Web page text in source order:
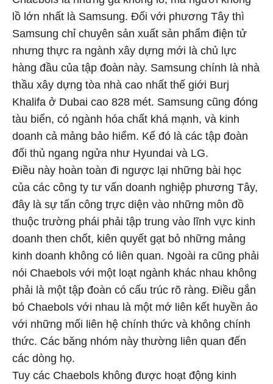
lồ lớn nhất là Samsung. Đối với phương Tây thì
Samsung chỉ chuyên sản xuất sản phẩm điện tử
nhưng thực ra ngành xây dựng mới là chủ lực
hàng đầu của tập đoàn này. Samsung chính là nhà
thầu xây dựng tòa nhà cao nhất thế giới Burj
Khalifa ở Dubai cao 828 mét. Samsung cũng đóng
tàu biển, có ngành hóa chất khá mạnh, và kinh
doanh cả mảng bảo hiểm. Kế đó là các tập đoàn
đối thủ ngang ngửa như Hyundai và LG.
Điều này hoàn toàn đi ngược lại những bài học
của các công ty tư vấn doanh nghiệp phương Tây,
đây là sự tấn công trực diện vào những môn đồ
thuộc trường phái phải tập trung vào lĩnh vực kinh
doanh then chốt, kiên quyết gạt bỏ những mảng
kinh doanh không có liên quan. Ngoài ra cũng phải
nói Chaebols với một loạt ngành khác nhau không
phải là một tập đoàn có cấu trúc rõ ràng. Điều gắn
bó Chaebols với nhau là một mớ liên kết huyền ảo
với những mối liên hệ chính thức và không chính
thức. Các băng nhóm này thường liên quan đến
các dòng họ.
Tuy các Chaebols không được hoạt động kinh